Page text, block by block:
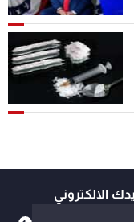
الالكتروني